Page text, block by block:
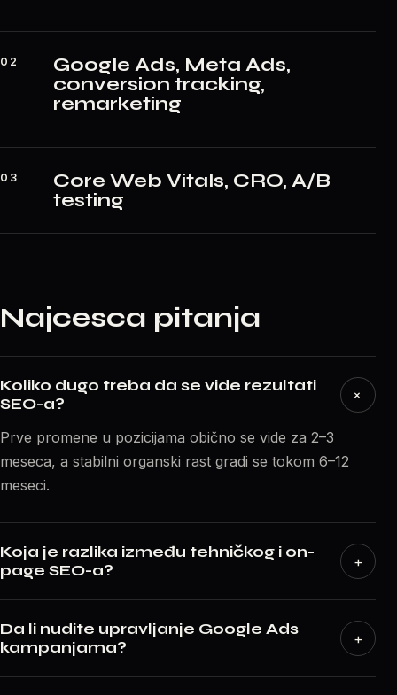
02
Google Ads, Meta Ads,
conversion tracking,
remarketing
03
Core Web Vitals, CRO, A/B
testing
Najcesca pitanja
Koliko dugo treba da se vide rezultati
SEO-a?
+
Prve promene u pozicijama obično se vide za 2–3
meseca, a stabilni organski rast gradi se tokom 6–12
meseci.
Koja je razlika između tehničkog i on-
page SEO-a?
+
Da li nudite upravljanje Google Ads
kampanjama?
+